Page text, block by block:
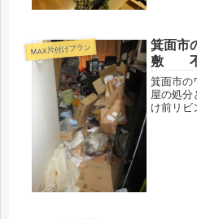
ュームで
MAX片付けプラン
箕面市
敷 不
箕面市
屋の処分
け前リビ